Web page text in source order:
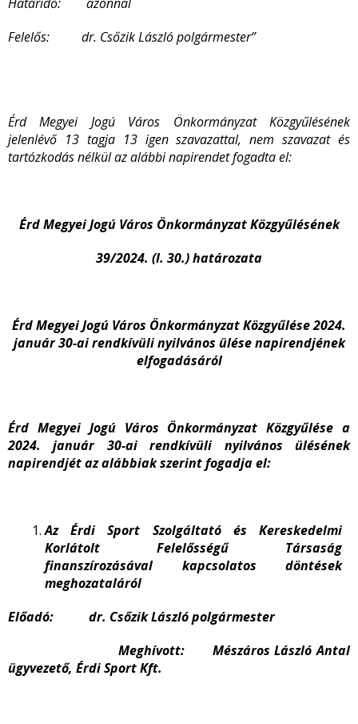
Felelős: dr. Csőzik László polgármester”
Érd Megyei Jogú Város Önkormányzat Közgyűlésének
jelenlévő 13 tagja 13 igen szavazattal, nem szavazat és
tartózkodás nélkül az alábbi napirendet fogadta el:
Érd Megyei Jogú Város Önkormányzat Közgyűlésének
39/2024. (I. 30.) határozata
Érd Megyei Jogú Város Önkormányzat Közgyűlése 2024.
január 30-ai rendkívüli nyilvános ülése napirendjének
elfogadásáról
Érd Megyei Jogú Város Önkormányzat Közgyűlése a
2024. január 30-ai rendkívüli nyilvános ülésének
napirendjét az alábbiak szerint fogadja el:
Az Érdi Sport Szolgáltató és Kereskedelmi
Korlátolt Felelősségű Társaság
finanszírozásával kapcsolatos döntések
meghozataláról
Előadó: dr. Csőzik László polgármester
Meghívott: Mészáros László Antal
ügyvezető, Érdi Sport Kft.